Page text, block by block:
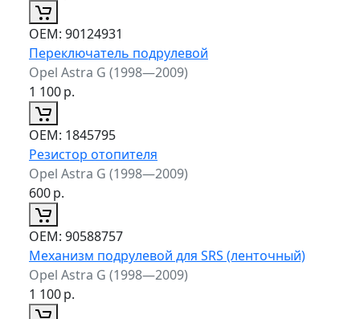
ОЕМ: 90124931
Переключатель подрулевой
Opel Astra G (1998—2009)
1 100р.
ОЕМ: 1845795
Резистор отопителя
Opel Astra G (1998—2009)
600р.
ОЕМ: 90588757
Механизм подрулевой для SRS (ленточный)
Opel Astra G (1998—2009)
1 100р.